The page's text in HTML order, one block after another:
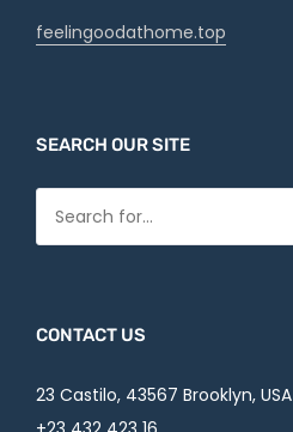
feelingoodathome.top
SEARCH OUR SITE
CONTACT US
23 Castilo, 43567 Brooklyn, USA